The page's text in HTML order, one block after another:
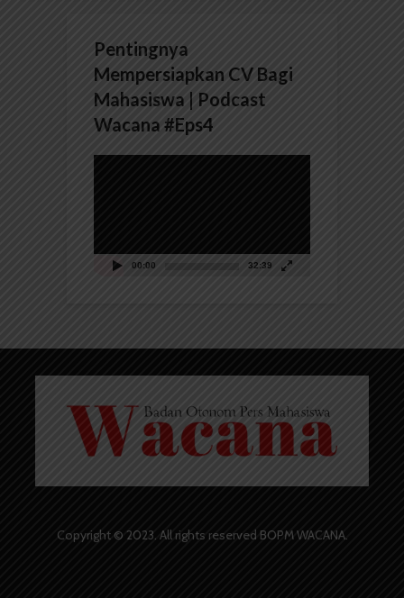
Pentingnya
Mempersiapkan CV Bagi
Mahasiswa | Podcast
Wacana #Eps4
00:00 32:39
Copyright © 2023. All rights reserved BOPM WACANA.